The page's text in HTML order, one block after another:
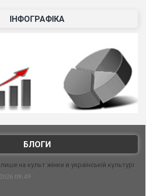
ІНФОГРАФІКА
БЛОГИ
на культ жінки в українській культурі
08:49